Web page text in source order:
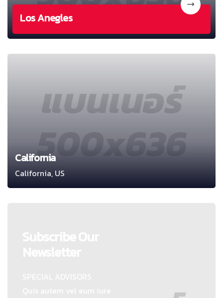
Los Anegles
California
California, US